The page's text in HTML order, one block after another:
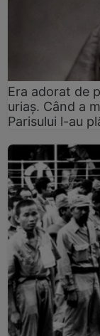
Era adorat de
uriaș. Când a
Parisului l-au